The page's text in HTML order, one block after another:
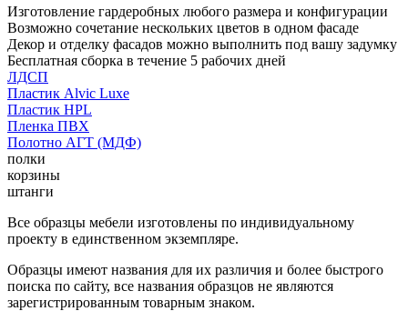
Изготовление гардеробных любого размера и конфигурации
Возможно сочетание нескольких цветов в одном фасаде
Декор и отделку фасадов можно выполнить под вашу задумку
Бесплатная сборка в течение 5 рабочих дней
ЛДСП
Пластик Alvic Luxe
Пластик HPL
Пленка ПВХ
Полотно АГТ (МДФ)
полки
корзины
штанги
Все образцы мебели изготовлены по индивидуальному
проекту в единственном экземпляре.
Образцы имеют названия для их различия и более быстрого
поиска по сайту, все названия образцов не являются
зарегистрированным товарным знаком.